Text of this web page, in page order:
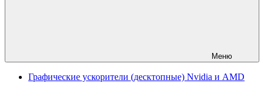
Меню
Графические ускорители (десктопные) Nvidia и AMD